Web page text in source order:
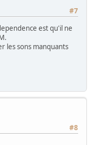
#7
est qu'il ne
les sons manquants
#8